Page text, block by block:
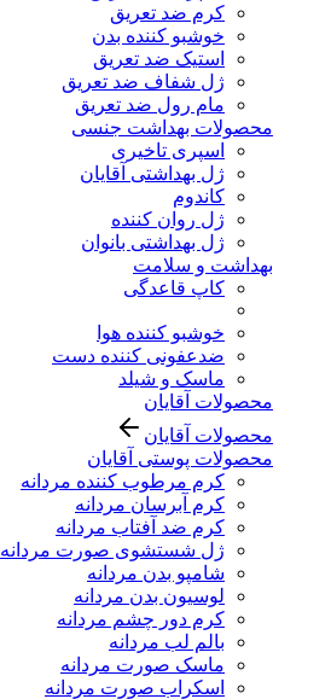
کرم ضد تعریق
خوشبو کننده بدن
استیک ضد تعریق
ژل شفاف ضد تعریق
مام رول ضد تعریق
محصولات بهداشت جنسی
اسپری تاخیری
ژل بهداشتی آقایان
کاندوم
ژل روان کننده
ژل بهداشتی بانوان
بهداشت و سلامت
کاپ قاعدگی
خوشبو کننده هوا
ضدعفونی کننده دست
ماسک و شیلد
محصولات آقایان
محصولات آقایان
محصولات پوستی آقایان
کرم مرطوب کننده مردانه
کرم آبرسان مردانه
کرم ضد آفتاب مردانه
ژل شستشوی صورت مردانه
شامپو بدن مردانه
لوسیون بدن مردانه
کرم دور چشم مردانه
بالم لب مردانه
ماسک صورت مردانه
اسکراب صورت مردانه